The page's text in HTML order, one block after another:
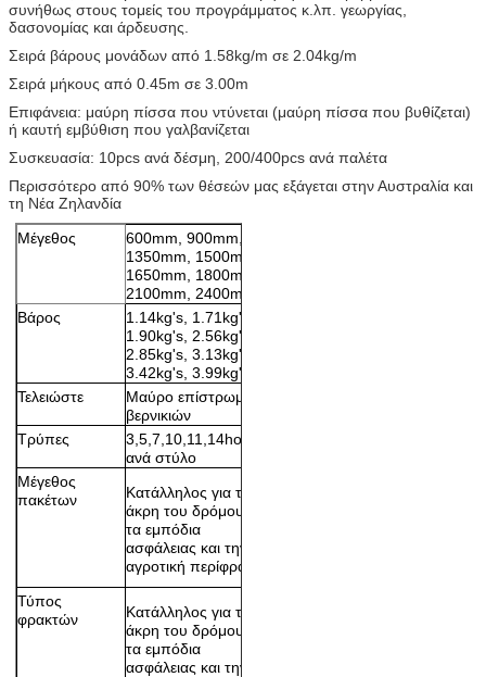
συνήθως στους τομείς του προγράμματος κ.λπ. γεωργίας,
δασονομίας και άρδευσης.
Σειρά βάρους μονάδων από 1.58kg/m σε 2.04kg/m
Σειρά μήκους από 0.45m σε 3.00m
Επιφάνεια: μαύρη πίσσα που ντύνεται (μαύρη πίσσα που βυθίζεται)
ή καυτή εμβύθιση που γαλβανίζεται
Συσκευασία: 10pcs ανά δέσμη, 200/400pcs ανά παλέτα
Περισσότερο από 90% των θέσεών μας εξάγεται στην Αυστραλία και
τη Νέα Ζηλανδία
Μέγεθος
600mm, 900mm,
1350mm, 1500mm,
1650mm, 1800mm,
2100mm, 2400mm
Βάρος
1.14kg's, 1.71kg's,
1.90kg's, 2.56kg's,
2.85kg's, 3.13kg's,
3.42kg's, 3.99kg's,
Τελειώστε
Μαύρο επίστρωμα
βερνικιών
Τρύπες
3,5,7,10,11,14holes
ανά στύλο
Μέγεθος
πακέτων
Κατάλληλος για την
άκρη του δρόμου,
τα εμπόδια
ασφάλειας και την
αγροτική περίφραξη
Τύπος
φρακτών
Κατάλληλος για την
άκρη του δρόμου,
τα εμπόδια
ασφάλειας και την